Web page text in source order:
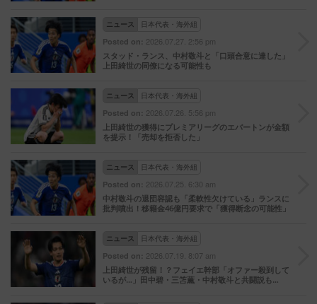
ニュース 日本代表・海外組
Posted on: 2026.07.27. 2:56 pm
スタッド・ランス、中村敬斗と「口頭合意に達した」
上田綺世の同僚になる可能性も
ニュース 日本代表・海外組
Posted on: 2026.07.26. 5:56 pm
上田綺世の獲得にプレミアリーグのエバートンが金額
を提示！「売却を拒否した」
ニュース 日本代表・海外組
Posted on: 2026.07.25. 6:30 am
中村敬斗の退団容認も「柔軟性欠けている」ランスに
批判噴出！移籍金46億円要求で「獲得断念の可能性」
ニュース 日本代表・海外組
Posted on: 2026.07.19. 8:07 am
上田綺世が残留！？フェイエ幹部「オファー殺到して
いるが…」田中碧・三笘薫・中村敬斗と共闘説も…